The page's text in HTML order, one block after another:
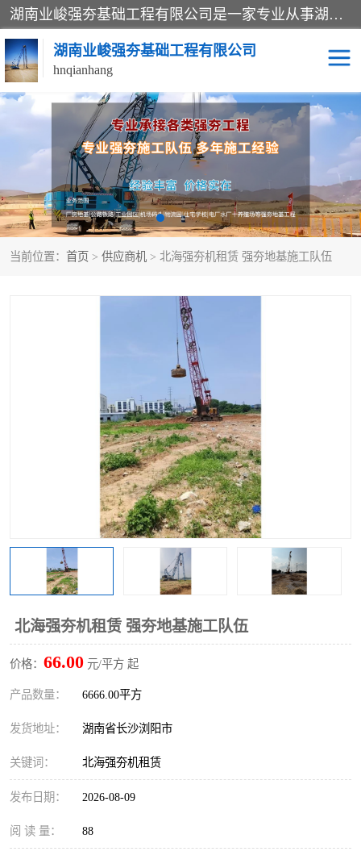
湖南业峻强夯基础工程有限公司是一家专业从事湖南强夯基础工程、强夯机租赁，地基处理的施工单位。业务覆盖：湖南、广东，江西等地。可承接1000KN.m-25000KN.m强夯（置换）工程。公司创始人是国内较早期从事强夯施工的建设者，经过多年的一步一个脚印的发展，在行业内具有较高的度和良好的口碑。
湖南业峻强夯基础工程有限公司
hnqianhang
当前位置： 首页 > 供应商机 > 北海强夯机租赁 强夯地基施工队伍
北海强夯机租赁 强夯地基施工队伍
价格： 66.00 元/平方 起
产品数量： 6666.00平方
发货地址： 湖南省长沙浏阳市
关键词： 北海强夯机租赁
发布日期： 2026-08-09
阅 读 量： 88
强夯施工案例 强夯机租赁
强夯施工工程 强夯施工队伍
强夯队伍